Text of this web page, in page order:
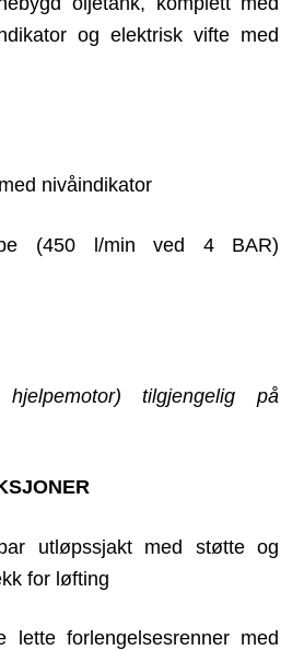
og elektrisk vifte med
nivåindikator
(450 l/min ved 4 BAR)
tilgjengelig på
utløpssjakt med støtte og
for løfting
lette forlengelsesrenner med